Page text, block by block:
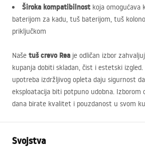
Široka kompatibilnost koja omogućava
baterijom za kadu, tuš baterijom, tuš
priključkom
Naše tuš crevo Rea je odličan izbor
kupanja dobiti skladan, čist i estetski
upotreba izdržljivog opleta daju sigurnost
eksploatacija biti potpuno udobna. Izborom
dana birate kvalitet i pouzdanost u svom
Svojstva